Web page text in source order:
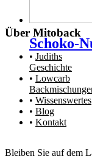
Schoko-
Über Mitoback
Judiths
Geschichte
Lowcarb
Wissenswertes
Blog
Kontakt
Bleiben Sie auf dem